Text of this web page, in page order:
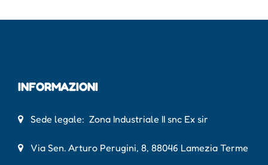
INFORMAZIONI
Sede legale: Zona Industriale II snc Ex sir
Via Sen. Arturo Perugini, 8, 88046 Lamezia Terme